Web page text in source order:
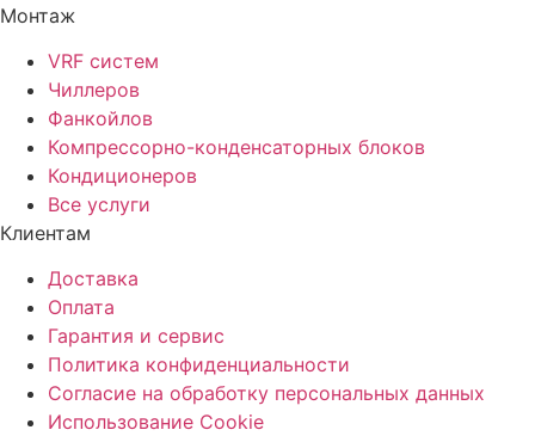
Монтаж
VRF систем
Чиллеров
Фанкойлов
Компрессорно-конденсаторных блоков
Кондиционеров
Все услуги
Клиентам
Доставка
Оплата
Гарантия и сервис
Политика конфиденциальности
Согласие на обработку персональных данных
Использование Cookie